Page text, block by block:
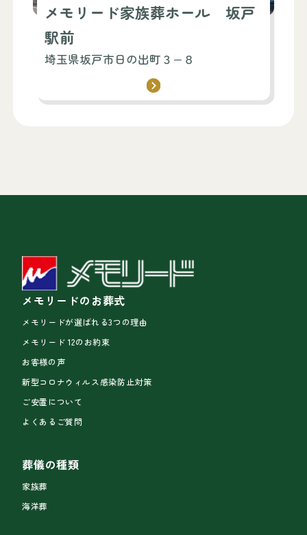
メモリード家族葬ホール 坂戸
駅前
埼玉県坂戸市日の出町３−８
メモリードのお葬式
メモリードが選ばれる3つの理由
メモリード 12のお約束
お客様の声
新型コロナウィルス感染防止対策
ご安置について
よくあるご質問
葬儀の種類
家族葬
海洋葬